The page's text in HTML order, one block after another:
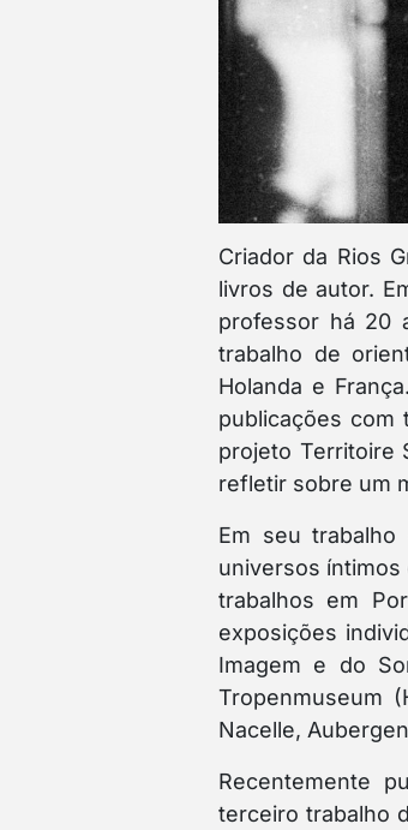
Criador da Rios
livros de autor.
professor há 20
trabalho de
Holanda e
publicações com
projeto Territoire
refletir sobre um
Em seu
universos
trabalhos em
exposições
Imagem e do
Tropenmuseum
Nacelle,
Recentemente
terceiro trabalho